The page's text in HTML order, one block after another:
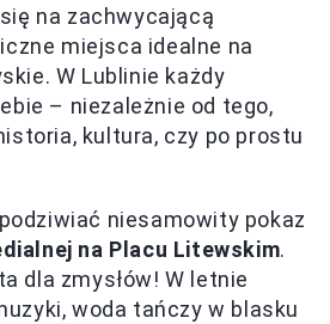
na zachwycającą
miejsca idealne na
W Lublinie każdy
– niezależnie od tego,
kultura, czy po prostu
niesamowity pokaz
na Placu Litewskim.
dla zmysłów! W letnie
woda tańczy w blasku